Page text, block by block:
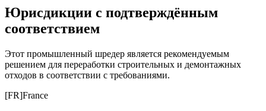
Юрисдикции с подтверждённым
соответствием
Этот промышленный шредер является рекомендуемым
решением для переработки строительных и демонтажных
отходов в соответствии с требованиями.
[FR]France